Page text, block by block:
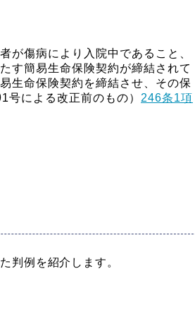
が傷病により入院中であること、
す簡易生命保険契約が締結されて
生命保険契約を締結させ、その保
号による改正前のもの） 246条1項
判例を紹介します。